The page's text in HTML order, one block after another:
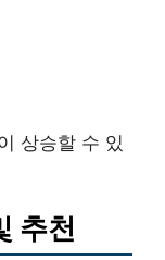
상승할 수 있
추천